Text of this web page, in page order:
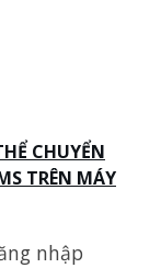
CHUYỂN
TRÊN MÁY
nhập